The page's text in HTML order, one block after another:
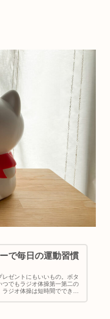
で毎日の運動習慣
レゼントにもいいもの。ボタ
つでもラジオ体操第一第二の
ジオ体操は短時間でできる